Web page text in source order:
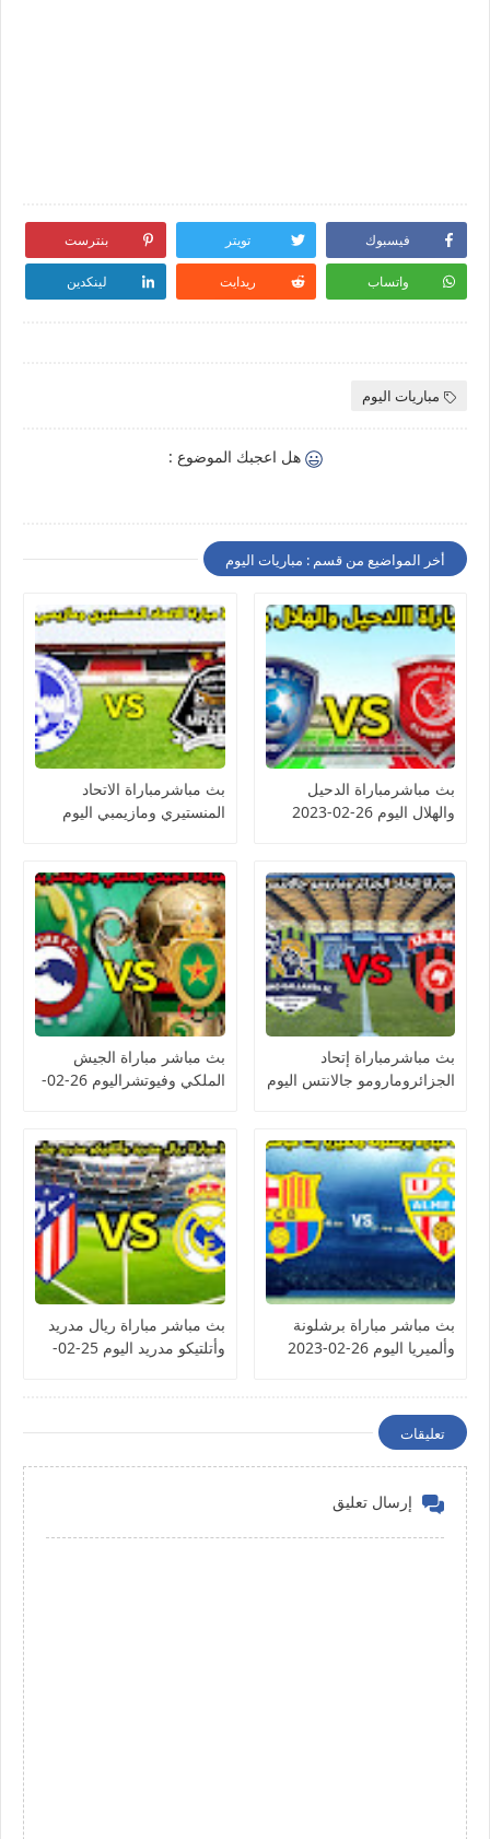
فيسبوك تويتر بنترست
واتساب ريدايت لينكدين
مباريات اليوم
هل اعجبك الموضوع :
أخر المواضيع من قسم : مباريات اليوم
بث مباشرمباراة الدحيل
والهلال اليوم 26-02-2023
بث مباشرمباراة الاتحاد
المنستيري ومازيمبي اليوم
بث مباشرمباراة إتحاد
الجزائرومارومو جالانتس اليوم
بث مباشر مباراة الجيش
الملكي وفيوتشراليوم 26-02-
بث مباشر مباراة برشلونة
وألميريا اليوم 26-02-2023
بث مباشر مباراة ريال مدريد
وأتلتيكو مدريد اليوم 25-02-
تعليقات
إرسال تعليق